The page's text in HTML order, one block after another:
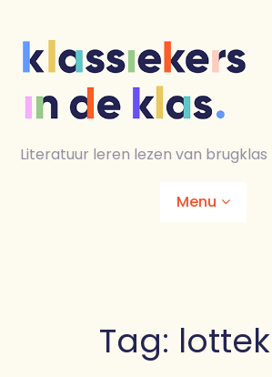
content
Literatuur leren lezen van
Menu
Tag: